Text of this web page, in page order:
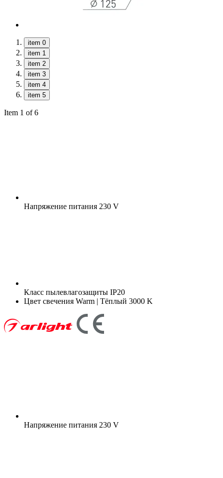
item 0
item 1
item 2
item 3
item 4
item 5
Item 1 of 6
Напряжение питания 230 V
Класс пылевлагозащиты IP20
Цвет свечения Warm | Тёплый 3000 K
Напряжение питания 230 V